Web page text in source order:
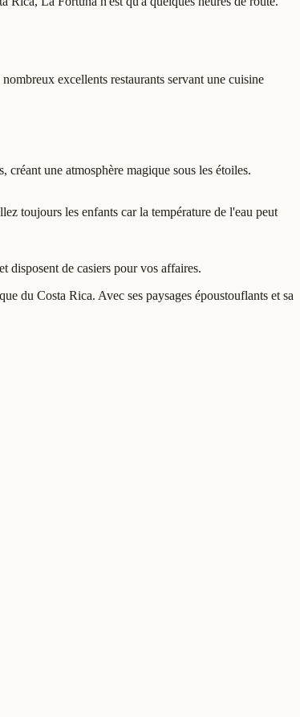
excellents restaurants servant une cuisine
une atmosphère magique sous les étoiles.
toujours les enfants car la température de l'eau peut
disposent de casiers pour vos affaires.
du Costa Rica. Avec ses paysages époustouflants et sa